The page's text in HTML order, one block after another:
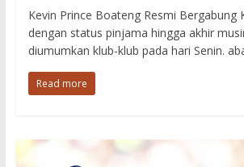
Kevin Prince Boateng Resmi Bergabung
dengan status pinjama hingga akhir
diumumkan klub-klub pada hari Senin.
Read more